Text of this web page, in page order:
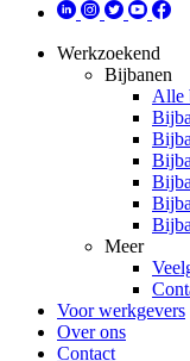
Werkzoekend
Bijbanen
Alle
Meer
Voor werkgevers
Over ons
Contact